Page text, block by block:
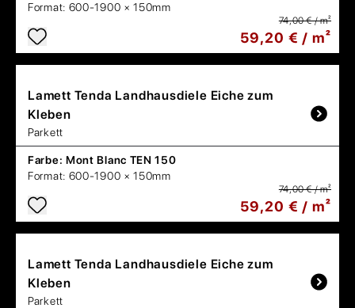
Format: 600-1900 × 150mm
74,00 € / m²
59,20 € / m²
Lamett Tenda Landhausdiele Eiche zum
Kleben
Parkett
Farbe: Mont Blanc TEN 150
Format: 600-1900 × 150mm
74,00 € / m²
59,20 € / m²
Lamett Tenda Landhausdiele Eiche zum
Kleben
Parkett